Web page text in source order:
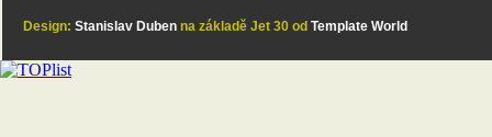
Design: Stanislav Dubenna základě Jet 30 od Template World